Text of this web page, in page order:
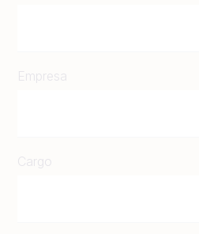
Empresa
Cargo